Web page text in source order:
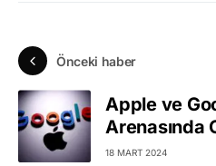
Önceki haber
Apple ve
Arenasında
18 MART 2024